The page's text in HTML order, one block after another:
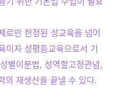
로만 한정된 성교육을 넘어
이자 성평등교육으로서 기
별이분법, 성역할고정관념,
의 재생산을 끝낼 수 있다.